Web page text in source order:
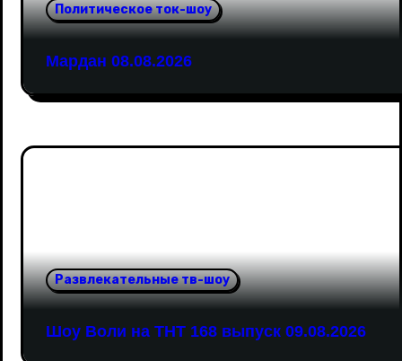
Политическое ток-шоу
Мардан 08.08.2026
Развлекательные тв-шоу
Шоу Воли на ТНТ 168 выпуск 09.08.2026